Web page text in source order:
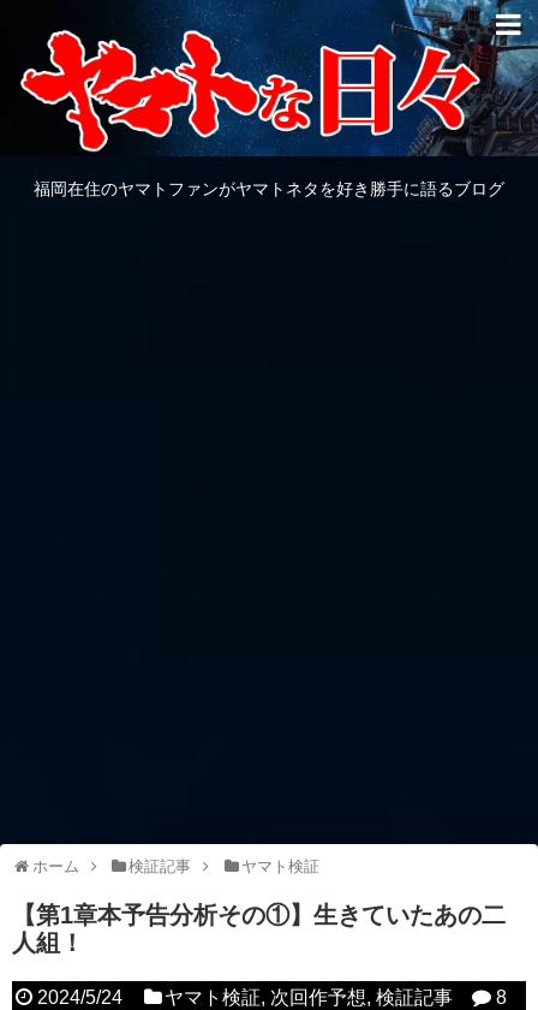
福岡在住のヤマトファンがヤマトネタを好き勝手に語るブログ
ホーム 検証記事 ヤマト検証
【第1章本予告分析その①】生きていたあの二
人組！
2024/5/24 ヤマト検証, 次回作予想,検証記事 8